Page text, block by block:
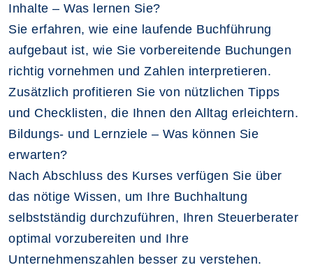
Inhalte – Was lernen Sie?
Sie erfahren, wie eine laufende Buchführung
aufgebaut ist, wie Sie vorbereitende Buchungen
richtig vornehmen und Zahlen interpretieren.
Zusätzlich profitieren Sie von nützlichen Tipps
und Checklisten, die Ihnen den Alltag erleichtern.
Bildungs- und Lernziele – Was können Sie
erwarten?
Nach Abschluss des Kurses verfügen Sie über
das nötige Wissen, um Ihre Buchhaltung
selbstständig durchzuführen, Ihren Steuerberater
optimal vorzubereiten und Ihre
Unternehmenszahlen besser zu verstehen.